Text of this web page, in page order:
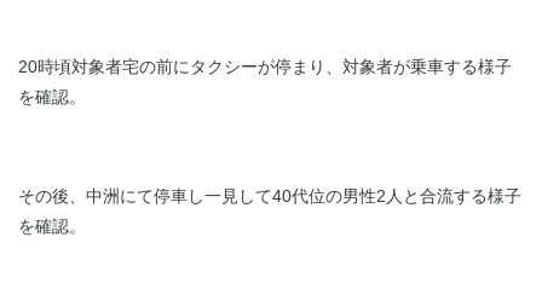
20時頃対象者宅の前にタクシーが停まり、対象者が乗車する様子
を確認。
その後、中洲にて停車し一見して40代位の男性2人と合流する様子
を確認。